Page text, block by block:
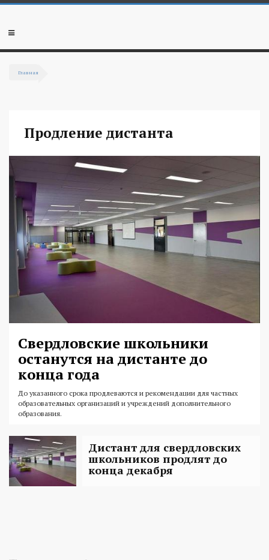
Перейти к основному содержанию
Мобильное
Главная
Продление дистанта
Свердловские школьники
останутся на дистанте до
конца года
До указанного срока продлеваются и рекомендации для частных
образовательных организаций и учреждений дополнительного
образования.
Дистант для свердловских
школьников продлят до
конца декабря